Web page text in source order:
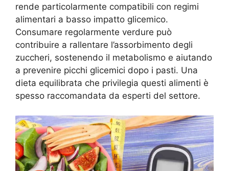
rende particolarmente compatibili con regimi
alimentari a basso impatto glicemico.
Consumare regolarmente verdure può
contribuire a rallentare l’assorbimento degli
zuccheri, sostenendo il metabolismo e aiutando
a prevenire picchi glicemici dopo i pasti. Una
dieta equilibrata che privilegia questi alimenti è
spesso raccomandata da esperti del settore.